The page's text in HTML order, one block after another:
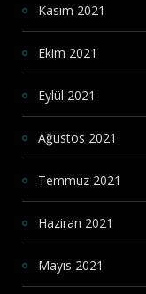
Kasım 2021
Ekim 2021
Eylül 2021
Ağustos 2021
Temmuz 2021
Haziran 2021
Mayıs 2021